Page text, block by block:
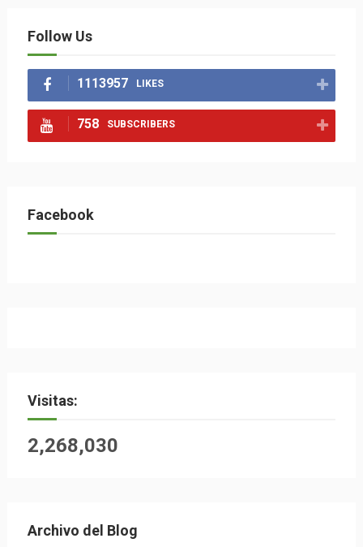
Follow Us
1113957 LIKES
758 SUBSCRIBERS
Facebook
Visitas:
2,268,030
Archivo del Blog